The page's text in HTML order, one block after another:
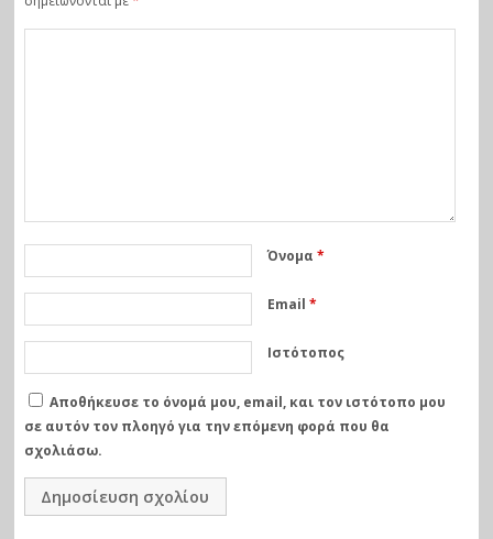
Όνομα *
Email *
Ιστότοπος
Αποθήκευσε το όνομά μου, email, και τον ιστότοπο μου
σε αυτόν τον πλοηγό για την επόμενη φορά που θα
σχολιάσω.